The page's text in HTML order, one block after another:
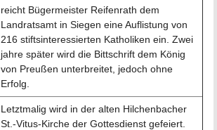
reicht Bügermeister Reifenrath dem
Landratsamt in Siegen eine Auflistung von
216 stiftsinteressierten Katholiken ein. Zwei
jahre später wird die Bittschrift dem König
von Preußen unterbreitet, jedoch ohne
Erfolg.
Letztmalig wird in der alten Hilchenbacher
St.-Vitus-Kirche der Gottesdienst gefeiert.